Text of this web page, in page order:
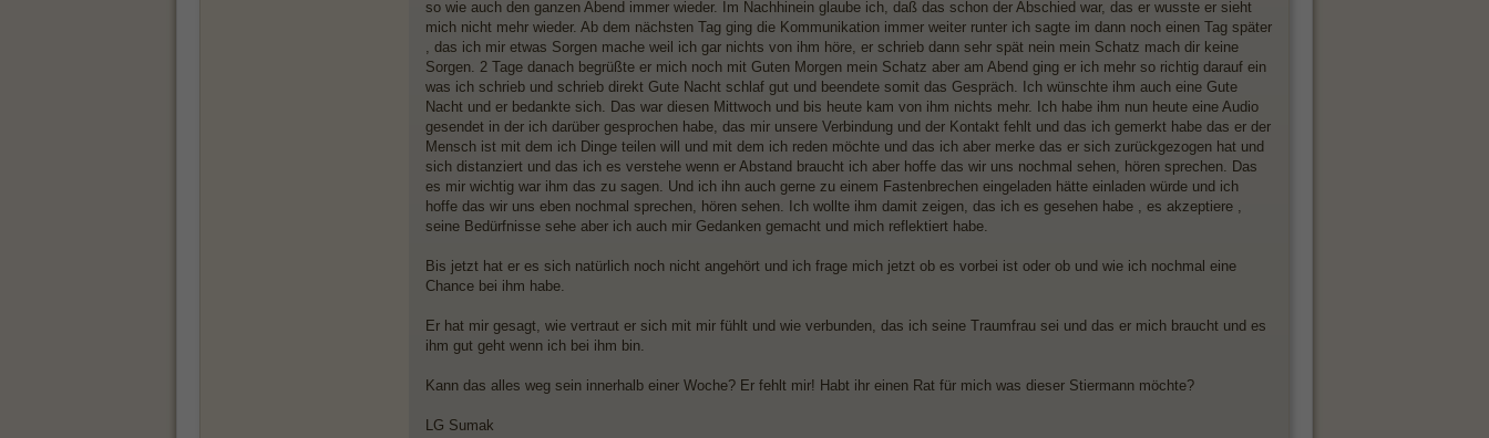
so wie auch den ganzen Abend immer wieder. Im Nachhinein glaube ich, daß das schon der Abschied war, das er wusste er sieht
mich nicht mehr wieder. Ab dem nächsten Tag ging die Kommunikation immer weiter runter ich sagte im dann noch einen Tag später
, das ich mir etwas Sorgen mache weil ich gar nichts von ihm höre, er schrieb dann sehr spät nein mein Schatz mach dir keine
Sorgen. 2 Tage danach begrüßte er mich noch mit Guten Morgen mein Schatz aber am Abend ging er ich mehr so richtig darauf ein
was ich schrieb und schrieb direkt Gute Nacht schlaf gut und beendete somit das Gespräch. Ich wünschte ihm auch eine Gute
Nacht und er bedankte sich. Das war diesen Mittwoch und bis heute kam von ihm nichts mehr. Ich habe ihm nun heute eine Audio
gesendet in der ich darüber gesprochen habe, das mir unsere Verbindung und der Kontakt fehlt und das ich gemerkt habe das er der
Mensch ist mit dem ich Dinge teilen will und mit dem ich reden möchte und das ich aber merke das er sich zurückgezogen hat und
sich distanziert und das ich es verstehe wenn er Abstand braucht ich aber hoffe das wir uns nochmal sehen, hören sprechen. Das
es mir wichtig war ihm das zu sagen. Und ich ihn auch gerne zu einem Fastenbrechen eingeladen hätte einladen würde und ich
hoffe das wir uns eben nochmal sprechen, hören sehen. Ich wollte ihm damit zeigen, das ich es gesehen habe , es akzeptiere ,
seine Bedürfnisse sehe aber ich auch mir Gedanken gemacht und mich reflektiert habe.
Bis jetzt hat er es sich natürlich noch nicht angehört und ich frage mich jetzt ob es vorbei ist oder ob und wie ich nochmal eine
Chance bei ihm habe.
Er hat mir gesagt, wie vertraut er sich mit mir fühlt und wie verbunden, das ich seine Traumfrau sei und das er mich braucht und es
ihm gut geht wenn ich bei ihm bin.
Kann das alles weg sein innerhalb einer Woche? Er fehlt mir! Habt ihr einen Rat für mich was dieser Stiermann möchte?
LG Sumak